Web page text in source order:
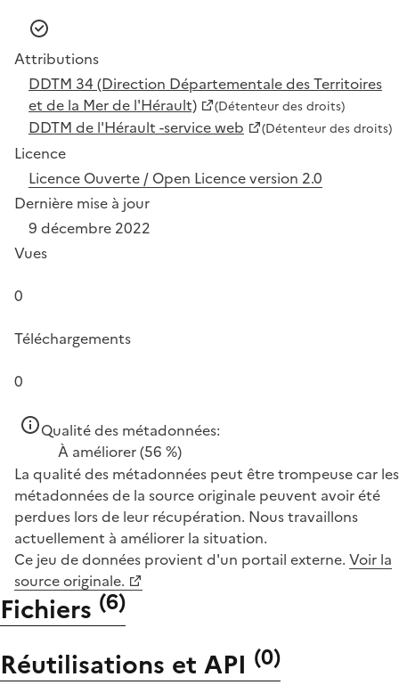
Attributions
DDTM 34 (Direction Départementale des Territoires
et de la Mer de l'Hérault)
(Détenteur des droits)
DDTM de l'Hérault -service web (Détenteur des droits)
Licence
Licence Ouverte / Open Licence version 2.0
Dernière mise à jour
9 décembre 2022
Vues
0
Téléchargements
0
Qualité des métadonnées:
À améliorer(56 %)
La qualité des métadonnées peut être trompeuse car les
métadonnées de la source originale peuvent avoir été
perdues lors de leur récupération. Nous travaillons
actuellement à améliorer la situation.
Ce jeu de données provient d'un portail externe. Voir la
source originale.
Fichiers (6)
Réutilisations et API (0)